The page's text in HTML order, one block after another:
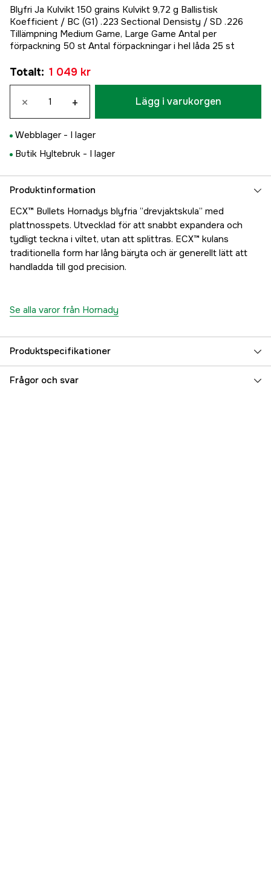
Blyfri Ja Kulvikt 150 grains Kulvikt 9,72 g Ballistisk
Koefficient / BC (G1) .223 Sectional Densisty / SD .226
Tillämpning Medium Game, Large Game Antal per
förpackning 50 st Antal förpackningar i hel låda 25 st
Totalt: 1 049 kr
× + Lägg i varukorgen
Webblager - I lager
Butik Hyltebruk - I lager
Produktinformation
ECX™ Bullets Hornadys blyfria ”drevjaktskula” med
plattnosspets. Utvecklad för att snabbt expandera och
tydligt teckna i viltet, utan att splittras. ECX™ kulans
traditionella form har lång bäryta och är generellt lätt att
handladda till god precision.
Se alla varor från Hornady
Produktspecifikationer
Caliber .30
Frågor och svar